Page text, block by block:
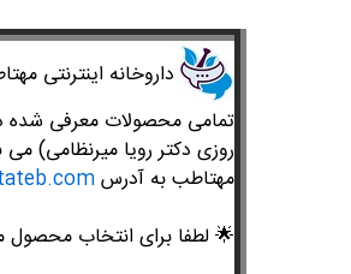
داروخانه اینترنتی
تمامی محصولات معرفی شده
روزی دکتر رویا میرنظامی)
مهتاطب به آدرس
🌟لطفا برای انتخاب محصول